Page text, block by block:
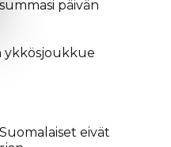
päivän
ykkösjoukkue
eivät